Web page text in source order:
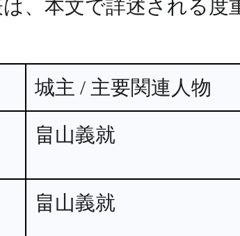
、本文で詳述される
城主 / 主要関連人物
畠山義就
畠山義就